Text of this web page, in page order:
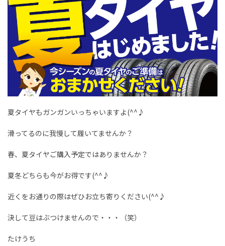
夏タイヤもガンガンいっちゃいますよ(^^♪
滑ってるのに我慢して履いてませんか？
春、夏タイヤご購入予定ではありませんか？
夏冬どちらも今がお得です(^^♪
近くをお通りの際はぜひお立ち寄りください(^^♪
決して豆はぶつけませんので・・・（笑）
たけうち